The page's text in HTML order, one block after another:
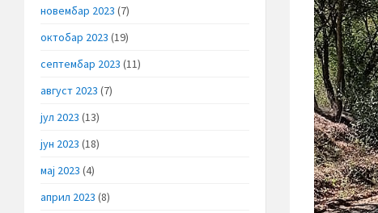
новембар 2023 (7)
октобар 2023 (19)
септембар 2023 (11)
август 2023 (7)
јул 2023 (13)
јун 2023 (18)
мај 2023 (4)
април 2023 (8)